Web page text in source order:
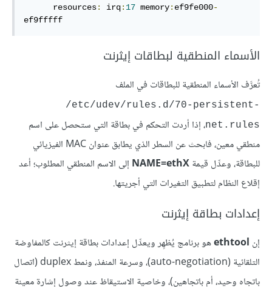
      resources
: irq: 17 memory: ef9fe000-
ef9fffff
الأسماء المنطقية لبطاقات إيثرنت
تُعرَّف الأسماء المنطقية للبطاقات في الملف
/etc/udev/rules.d/70-persistent-
net.rules، إذا أردت التحكم في بطاقة التي ستحصل على اسم
منطقي معين، فابحث عن السطر الذي يطابق عنوان MAC الفيزيائي
للبطاقة، وعدِّل قيمةNAME=ethX إلى الاسم المنطقي المطلوب؛ أعد
إقلاع النظام لتطبيق التغيرات التي أجريتها.
إعدادات بطاقة إيثرنت
إن ethtoolهو برنامج يُظهِر ويعدِّل إعدادات بطاقة إيثرنت كالمفاوضة
التلقائية (auto-negotiation)، وسرعة المنفذ، ونمط duplex (اتصال
باتجاه وحيد، أم باتجاهين)، وخاصية الاستيقاظ عند وصول إشارة معينة